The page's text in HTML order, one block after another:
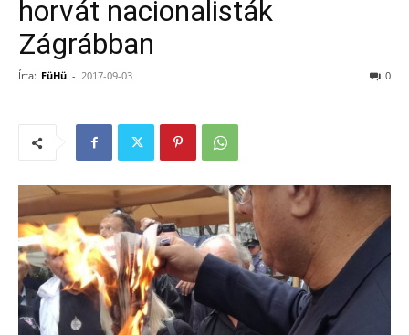
horvát nacionalisták
Zágrábban
Írta: FüHü - 2017-09-03 0